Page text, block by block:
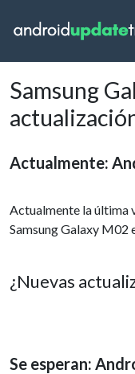
Samsung
Actualmente:
Actualmente la última
Samsung Galaxy M02
¿Nuevas
Se esperan: